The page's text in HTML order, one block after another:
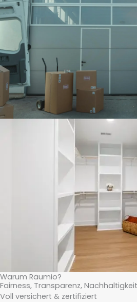
Warum Räumio?
Fairness, Transparenz, Nachhaltigkeit
Voll versichert & zertifiziert